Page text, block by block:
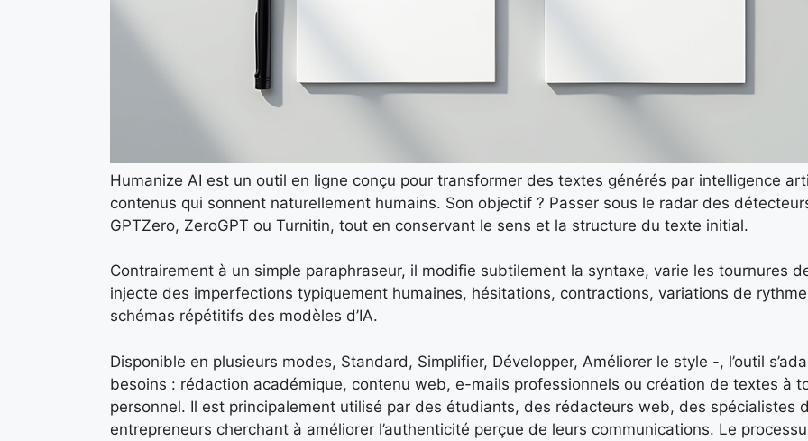
Humanize AI est un outil en ligne conçu pour transformer des textes générés par intelligence
contenus qui sonnent naturellement humains. Son objectif ? Passer sous le radar des
GPTZero, ZeroGPT ou Turnitin, tout en conservant le sens et la structure du texte initial.
Contrairement à un simple paraphraseur, il modifie subtilement la syntaxe, varie les tournures
injecte des imperfections typiquement humaines, hésitations, contractions, variations de
schémas répétitifs des modèles d’IA.
Disponible en plusieurs modes, Standard, Simplifier, Développer, Améliorer le style -, l’outil
besoins : rédaction académique, contenu web, e-mails professionnels ou création de textes à
personnel. Il est principalement utilisé par des étudiants, des rédacteurs web, des spécialistes
entrepreneurs cherchant à améliorer l’authenticité perçue de leurs communications. Le